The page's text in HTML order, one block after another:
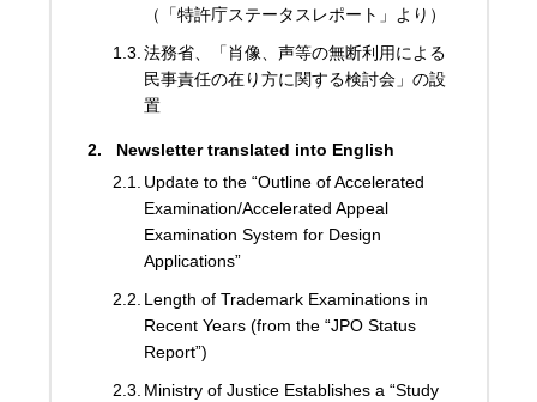
（「特許庁ステータスレポート」より）
法務省、「肖像、声等の無断利用による
民事責任の在り方に関する検討会」の設
置
Newsletter translated into English
Update to the “Outline of Accelerated
Examination/Accelerated Appeal
Examination System for Design
Applications”
Length of Trademark Examinations in
Recent Years (from the “JPO Status
Report”)
Ministry of Justice Establishes a “Study